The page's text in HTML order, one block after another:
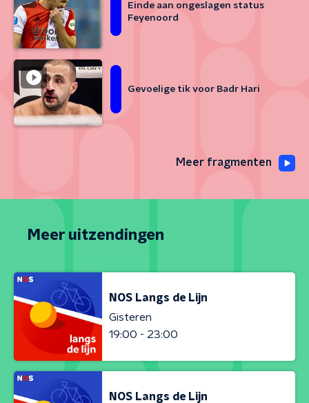
Einde aan ongeslagen status
Feyenoord
Gevoelige tik voor Badr Hari
Meer fragmenten
Meer uitzendingen
NOS Langs de Lijn
Gisteren
19:00 - 23:00
NOS Langs de Lijn